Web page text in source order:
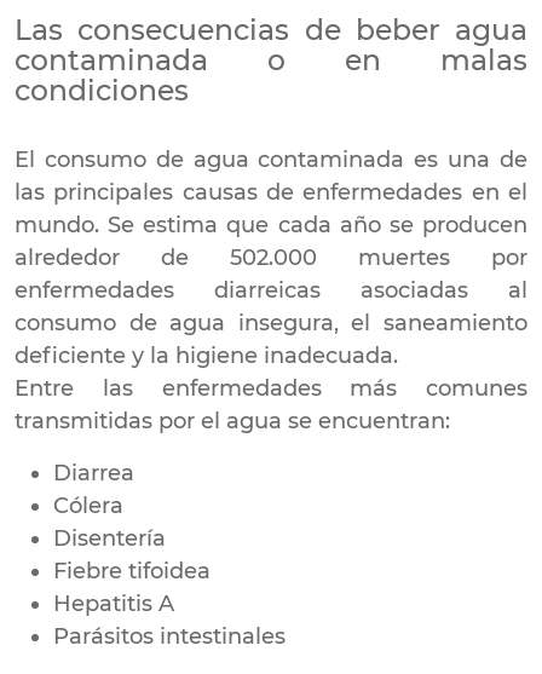
Las consecuencias de beber agua
contaminada o en malas
condiciones
El consumo de agua contaminada es una de
las principales causas de enfermedades en el
mundo. Se estima que cada año se producen
alrededor de 502.000 muertes por
enfermedades diarreicas asociadas al
consumo de agua insegura, el saneamiento
deficiente y la higiene inadecuada.
Entre las enfermedades más comunes
transmitidas por el agua se encuentran:
Diarrea
Cólera
Disentería
Fiebre tifoidea
Hepatitis A
Parásitos intestinales